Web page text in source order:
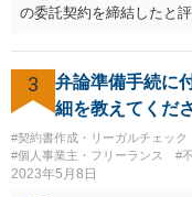
の委託契約を締結したと
3
弁論準備手続に
細を教えてくだ
#契約書作成・リーガルチェック
#個人事業主・フリーランス
#
2023年5月8日